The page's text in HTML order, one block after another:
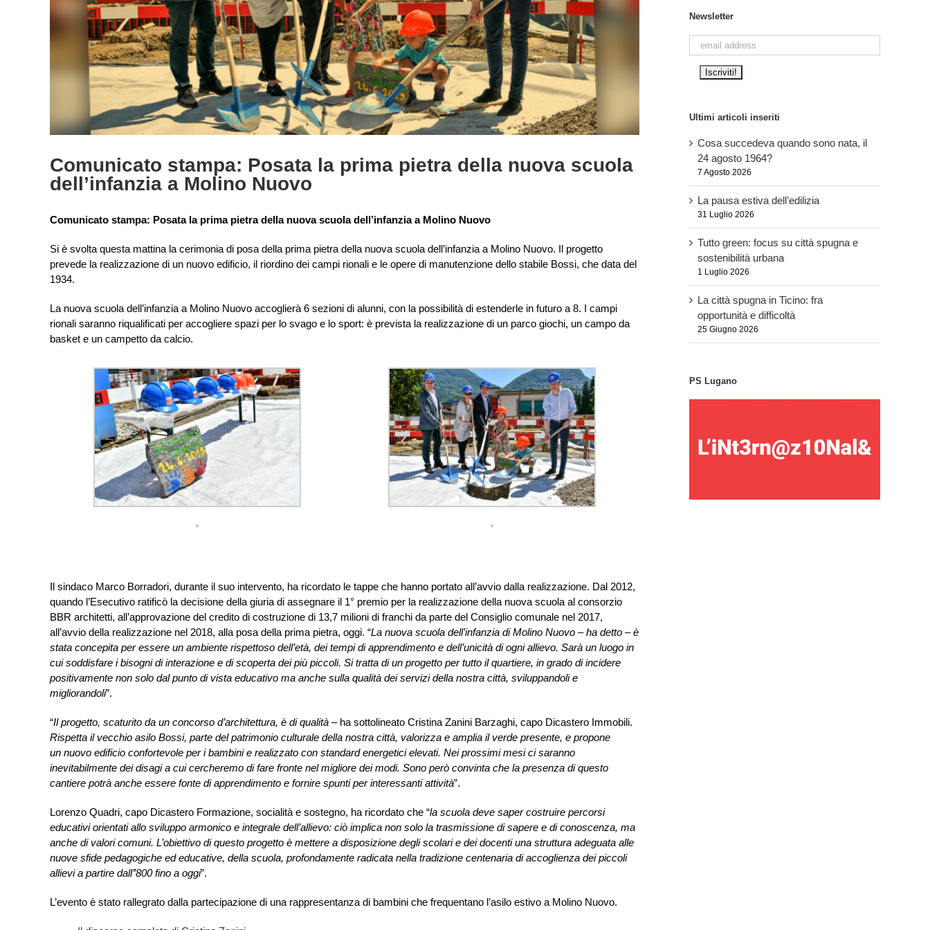
Comunicato stampa: Posata la prima pietra della nuova scuola
dell’infanzia a Molino Nuovo
Comunicato stampa: Posata la prima pietra della nuova scuola dell’infanzia a Molino Nuovo
Si è svolta questa mattina la cerimonia di posa della prima pietra della nuova scuola dell’infanzia a Molino Nuovo. Il progetto
prevede la realizzazione di un nuovo edificio, il riordino dei campi rionali e le opere di manutenzione dello stabile Bossi, che data del
1934.
La nuova scuola dell’infanzia a Molino Nuovo accoglierà 6 sezioni di alunni, con la possibilità di estenderle in futuro a 8. I campi
rionali saranno riqualificati per accogliere spazi per lo svago e lo sport: è prevista la realizzazione di un parco giochi, un campo da
basket e un campetto da calcio.
Il sindaco Marco Borradori, durante il suo intervento, ha ricordato le tappe che hanno portato all’avvio dalla realizzazione. Dal 2012,
quando l’Esecutivo ratificò la decisione della giuria di assegnare il 1° premio per la realizzazione della nuova scuola al consorzio
BBR architetti, all’approvazione del credito di costruzione di 13,7 milioni di franchi da parte del Consiglio comunale nel 2017,
all’avvio della realizzazione nel 2018, alla posa della prima pietra, oggi. “La nuova scuola dell’infanzia di Molino Nuovo – ha detto – è
stata concepita per essere un ambiente rispettoso dell’età, dei tempi di apprendimento e dell’unicità di ogni allievo. Sarà un luogo in
cui soddisfare i bisogni di interazione e di scoperta dei più piccoli. Si tratta di un progetto per tutto il quartiere, in grado di incidere
positivamente non solo dal punto di vista educativo ma anche sulla qualità dei servizi della nostra città, sviluppandoli e
migliorandoli”.
“Il progetto, scaturito da un concorso d’architettura, è di qualità – ha sottolineato Cristina Zanini Barzaghi, capo Dicastero Immobili.
Rispetta il vecchio asilo Bossi, parte del patrimonio culturale della nostra città, valorizza e amplia il verde presente, e propone
un nuovo edificio confortevole per i bambini e realizzato con standard energetici elevati. Nei prossimi mesi ci saranno
inevitabilmente dei disagi a cui cercheremo di fare fronte nel migliore dei modi. Sono però convinta che la presenza di questo
cantiere potrà anche essere fonte di apprendimento e fornire spunti per interessanti attività”.
Lorenzo Quadri, capo Dicastero Formazione, socialità e sostegno, ha ricordato che “la scuola deve saper costruire percorsi
educativi orientati allo sviluppo armonico e integrale dell’allievo: ciò implica non solo la trasmissione di sapere e di conoscenza, ma
anche di valori comuni. L’obiettivo di questo progetto è mettere a disposizione degli scolari e dei docenti una struttura adeguata alle
nuove sfide pedagogiche ed educative, della scuola, profondamente radicata nella tradizione centenaria di accoglienza dei piccoli
allievi a partire dall’’800 fino a oggi”.
L’evento è stato rallegrato dalla partecipazione di una rappresentanza di bambini che frequentano l’asilo estivo a Molino Nuovo.
Newsletter
Ultimi articoli inseriti
Cosa succedeva quando sono nata, il
24 agosto 1964?
7 Agosto 2026
La pausa estiva dell’edilizia
31 Luglio 2026
Tutto green: focus su città spugna e
sostenibilità urbana
1 Luglio 2026
La città spugna in Ticino: fra
opportunità e difficoltà
25 Giugno 2026
PS Lugano